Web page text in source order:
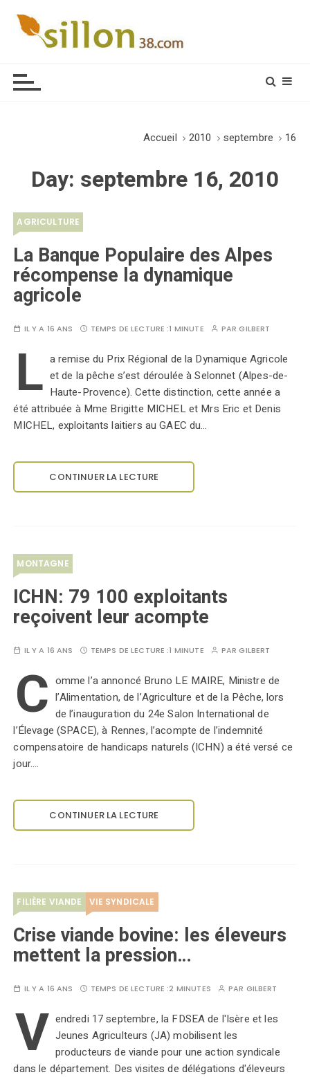
Accueil 2010 septembre 16
Day: septembre 16, 2010
AGRICULTURE
La Banque Populaire des Alpes
récompense la dynamique
agricole
IL Y A 16 ANS TEMPS DE LECTURE :1 MINUTE PARGILBERT
L a remise du Prix Régional de la Dynamique Agricole
et de la pêche s’est déroulée à Selonnet (Alpes-de-
Haute-Provence). Cette distinction, cette année a
été attribuée à Mme Brigitte MICHEL et Mrs Eric et Denis
MICHEL, exploitants laitiers au GAEC du…
CONTINUER LA LECTURE
MONTAGNE
ICHN: 79 100 exploitants
reçoivent leur acompte
IL Y A 16 ANS TEMPS DE LECTURE :1 MINUTE PARGILBERT
C omme l’a annoncé Bruno LE MAIRE, Ministre de
l’Alimentation, de l’Agriculture et de la Pêche, lors
de l’inauguration du 24e Salon International de
l’Élevage (SPACE), à Rennes, l’acompte de l’indemnité
compensatoire de handicaps naturels (ICHN) a été versé ce
jour.…
CONTINUER LA LECTURE
FILIÈRE VIANDE VIE SYNDICALE
Crise viande bovine: les éleveurs
mettent la pression…
IL Y A 16 ANS TEMPS DE LECTURE :2 MINUTES PAR GILBERT
V endredi 17 septembre, la FDSEA de l'Isère et les
Jeunes Agriculteurs (JA) mobilisent les
producteurs de viande pour une action syndicale
dans le département. Des visites de délégations d'éleveurs